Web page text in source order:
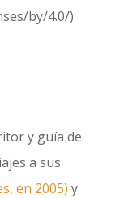
by/4.0/)
y guía de
a sus
en 2005) y